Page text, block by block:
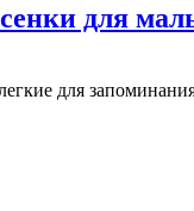
для
для